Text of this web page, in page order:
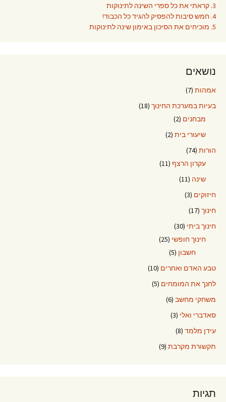
3. קראתי את כל ספרי השינה לתינוקות
4. חמש סיבות להפסיק להגיד כל הכבוד!
5. מוכיחים את הסיכון באימון שינה לתינוקות
נושאים
אמהות (7)
בעיות במערכת החינוך (18)
מבחנים (2)
שיעורי בית (2)
הורות (74)
עקרון הרצף (11)
שינה (11)
חיזוקים (3)
חינוך (17)
חינוך ביתי (30)
חינוך חופשי (25)
חשבון (5)
טבע האדם ואחרים (10)
לחנך את המומחים (5)
משחקי מחשב (6)
סאדברי ואלי (3)
עידן מלמד (8)
תקשורת מקרבת (9)
תגיות